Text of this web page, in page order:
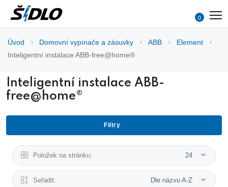
0
Úvod Domovní vypínače a zásuvky ABB
Element
Inteligentní instalace ABB-free@home®
Inteligentní instalace ABB-
free@home®
Filtry
Položek na stránku: 24
Seřadit: Dle názvu A-Z